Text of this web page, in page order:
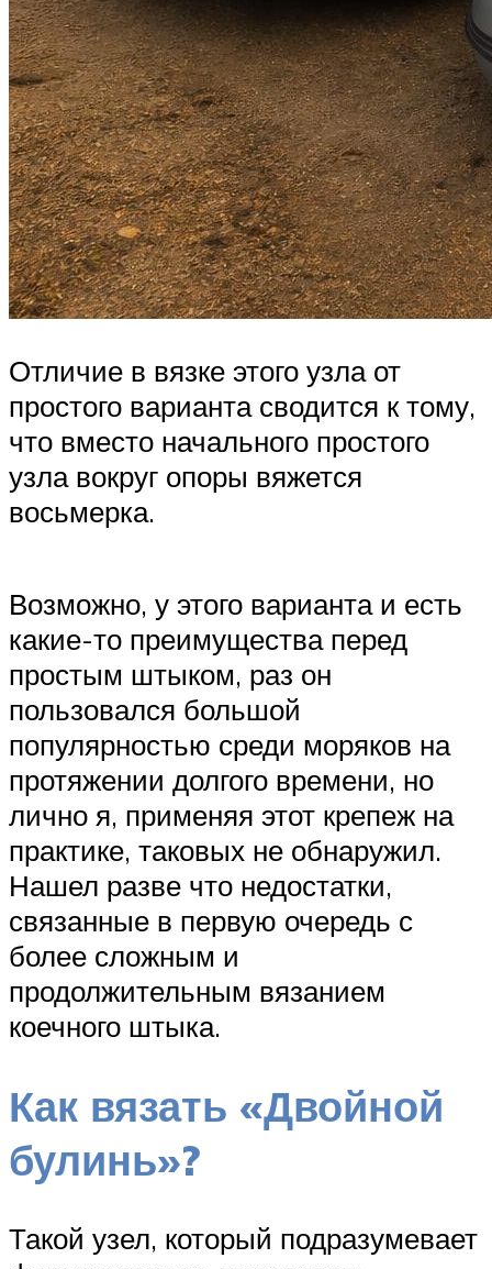
Отличие в вязке этого узла от
простого варианта сводится к тому,
что вместо начального простого
узла вокруг опоры вяжется
восьмерка.
Возможно, у этого варианта и есть
какие-то преимущества перед
простым штыком, раз он
пользовался большой
популярностью среди моряков на
протяжении долгого времени, но
лично я, применяя этот крепеж на
практике, таковых не обнаружил.
Нашел разве что недостатки,
связанные в первую очередь с
более сложным и
продолжительным вязанием
коечного штыка.
Как вязать «Двойной
булинь»?
Такой узел, который подразумевает